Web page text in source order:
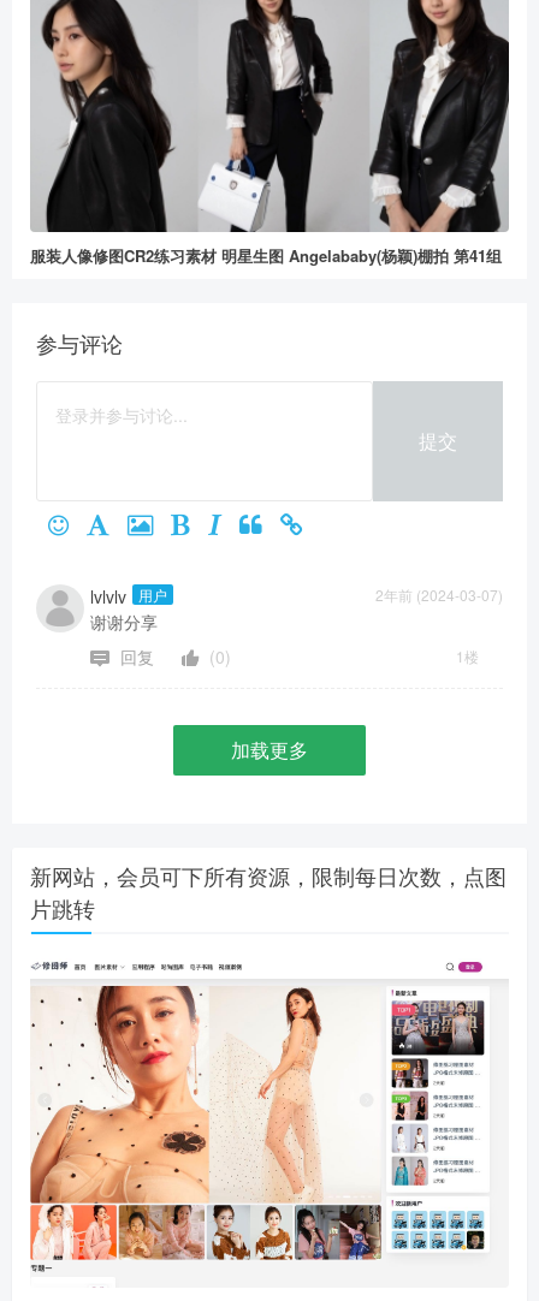
服装人像修图CR2练习素材 明星生图 Angelababy(杨颖)棚拍 第41组
参与评论
提交
lvlvlv 用户
谢谢分享
2年前 (2024-03-07)
1楼
回复 (0)
加载更多
新网站，会员可下所有资源，限制每日次数，点图
片跳转